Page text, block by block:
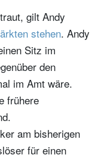
gilt Andy
stehen. Andy
Sitz im
den
im Amt wäre.
frühere
am bisherigen
für einen